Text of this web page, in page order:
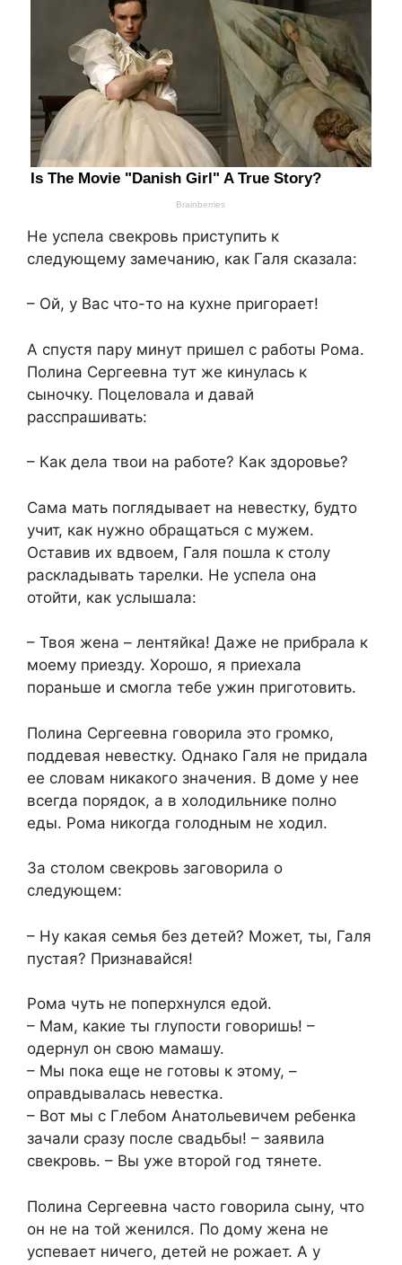
Не успела свекровь приступить к
следующему замечанию, как Галя сказала:
– Ой, у Вас что-то на кухне пригорает!
А спустя пару минут пришел с работы Рома.
Полина Сергеевна тут же кинулась к
сыночку. Поцеловала и давай
расспрашивать:
– Как дела твои на работе? Как здоровье?
Сама мать поглядывает на невестку, будто
учит, как нужно обращаться с мужем.
Оставив их вдвоем, Галя пошла к столу
раскладывать тарелки. Не успела она
отойти, как услышала:
– Твоя жена – лентяйка! Даже не прибрала к
моему приезду. Хорошо, я приехала
пораньше и смогла тебе ужин приготовить.
Полина Сергеевна говорила это громко,
поддевая невестку. Однако Галя не придала
ее словам никакого значения. В доме у нее
всегда порядок, а в холодильнике полно
еды. Рома никогда голодным не ходил.
За столом свекровь заговорила о
следующем:
– Ну какая семья без детей? Может, ты, Галя
пустая? Признавайся!
Рома чуть не поперхнулся едой.
– Мам, какие ты глупости говоришь! –
одернул он свою мамашу.
– Мы пока еще не готовы к этому, –
оправдывалась невестка.
– Вот мы с Глебом Анатольевичем ребенка
зачали сразу после свадьбы! – заявила
свекровь. – Вы уже второй год тянете.
Полина Сергеевна часто говорила сыну, что
он не на той женился. По дому жена не
успевает ничего, детей не рожает. А у